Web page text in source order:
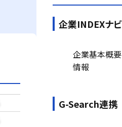
企業INDEXナビ
企業基本概要
情報
G-Search連携